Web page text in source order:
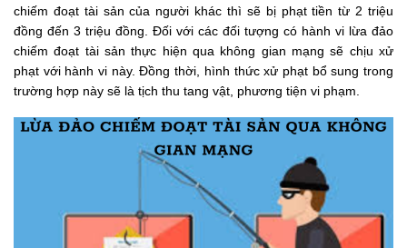
chiếm đoạt tài sản của người khác thì sẽ bị phạt tiền từ 2 triệu
đồng đến 3 triệu đồng. Đối với các đối tượng có hành vi lừa đảo
chiếm đoạt tài sản thực hiện qua không gian mạng sẽ chịu xử
phạt với hành vi này. Đồng thời, hình thức xử phạt bổ sung trong
trường hợp này sẽ là tịch thu tang vật, phương tiện vi phạm.